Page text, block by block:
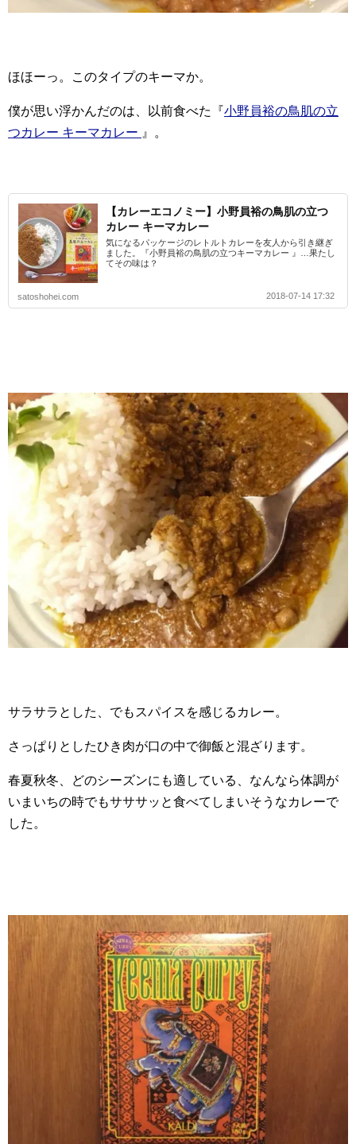
ほほーっ。このタイプのキーマか。
僕が思い浮かんだのは、以前食べた『小野員裕の鳥肌の立
つカレー キーマカレー 』。
【カレーエコノミー】小野員裕の鳥肌の立つ
カレー キーマカレー
気になるパッケージのレトルトカレーを友人から引き継ぎ
ました。『小野員裕の鳥肌の立つキーマカレー 』…果たし
てその味は？
satoshohei.com 2018-07-14 17:32
サラサラとした、でもスパイスを感じるカレー。
さっぱりとしたひき肉が口の中で御飯と混ざります。
春夏秋冬、どのシーズンにも適している、なんなら体調が
いまいちの時でもサササッと食べてしまいそうなカレーで
した。